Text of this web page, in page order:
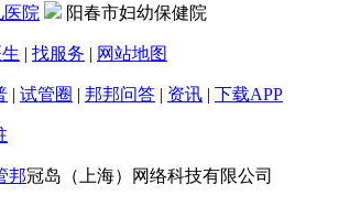
医院 阳春市妇幼保健院
| 找服务 | 网站地图
| 试管圈 | 邦邦问答 | 资讯 | 下载APP
邦冠岛（上海）网络科技有限公司